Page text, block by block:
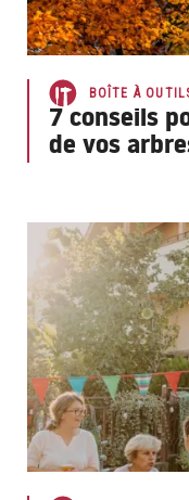
BOÎTE À
7 conseils
de vos